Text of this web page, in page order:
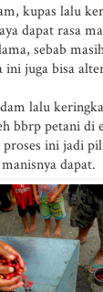
kupas lalu
dapat rasa
sebab
ini juga bisa
lalu
bbrp petani di
ini jadi
dapat.